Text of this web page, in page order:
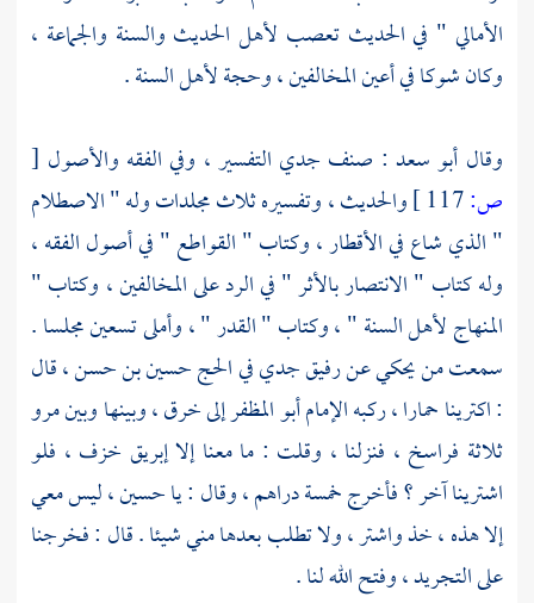
الأمالي " في الحديث تعصب لأهل الحديث والسنة والجماعة ،
وكان شوكا في أعين المخالفين ، وحجة لأهل السنة .
وقال أبو سعد : صنف جدي التفسير ، وفي الفقه والأصول [
ص:
والحديث ، وتفسيره ثلاث مجلدات وله " الاصطلام
" الذي شاع في الأقطار ، وكتاب " القواطع " في أصول الفقه ،
وله كتاب " الانتصار بالأثر " في الرد على المخالفين ، وكتاب "
المنهاج لأهل السنة " ، وكتاب " القدر " ، وأملى تسعين مجلسا .
سمعت من يحكي عن رفيق جدي في الحجحسين بن حسن، قال
: اكترينا حمارا ، ركبه الإمامأبو المظفرإلىخرق، وبينها وبينمرو
ثلاثة فراسخ ، فنزلنا ، وقلت : ما معنا إلا إبريق خزف ، فلو
اشترينا آخر ؟ فأخرج خمسة دراهم ، وقال : ياحسين، ليس معي
إلا هذه ، خذ واشتر ، ولا تطلب بعدها مني شيئا . قال : فخرجنا
على التجريد ، وفتح الله لنا .